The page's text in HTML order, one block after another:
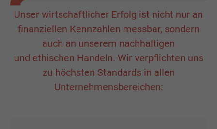
Name fr, Facebook Pixel
Laufzeit 1 Jahr
Cookie von Facebook für Website-Analyse,
Anzeigenausrichtung und
Unser wirtschaftlicher Erfolg ist nicht nur an
finanziellen Kennzahlen messbar, sondern
auch an unserem nachhaltigen
und ethischen Handeln. Wir verpflichten uns
zu höchsten Standards in allen
Unternehmensbereichen: